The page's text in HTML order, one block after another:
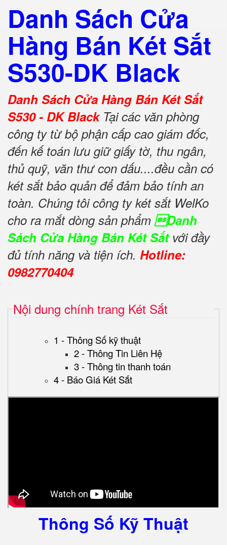
Danh Sách Cửa
Hàng Bán Két Sắt
S530-DK Black
Danh Sách Cửa Hàng Bán Két Sắt
S530 - DK Black Tại các văn phòng
công ty từ bộ phận cấp cao giám đốc,
đến kế toán lưu giữ giấy tờ, thu ngân,
thủ quỹ, văn thư con dấu....đều cần có
két sắt bảo quản để đảm bảo tính an
toàn. Chúng tôi công ty két sắt WelKo
cho ra mắt dòng sản phẩm Danh
Sách Cửa Hàng Bán Két Sắtvới đầy
đủ tính năng và tiện ích. Hotline:
0982770404
Nội dung chính trang Két Sắt
1 - Thông Số kỹ thuật
2 - Thông Tin Liên Hệ
3 - Thông tin thanh toán
4 - Báo Giá Két Sắt
Thông Số Kỹ Thuật